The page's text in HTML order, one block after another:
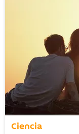
Ciencia